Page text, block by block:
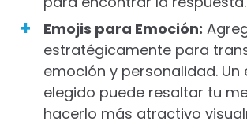
Emojis para Emoción:
estratégicamente para
emoción y personalidad. Un
elegido puede resaltar tu
hacerlo más atractivo